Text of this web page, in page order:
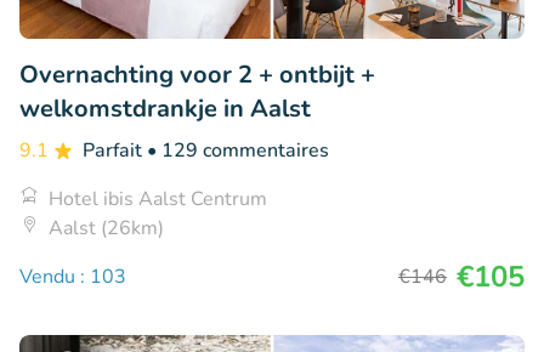
Overnachting voor 2 + ontbijt +
welkomstdrankje in Aalst
9.1 Parfait • 129 commentaires
Hotel ibis Aalst Centrum
Aalst (26km)
Vendu : 103
€146 €105